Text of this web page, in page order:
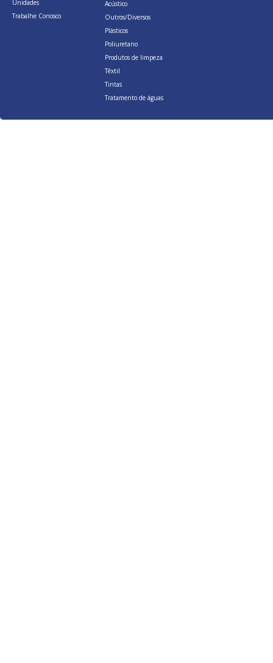
Unidades
Trabalhe Conosco
Acústico
Outros/Diversos
Plásticos
Poliuretano
Produtos de limpeza
Têxtil
Tintas
Tratamento de águas